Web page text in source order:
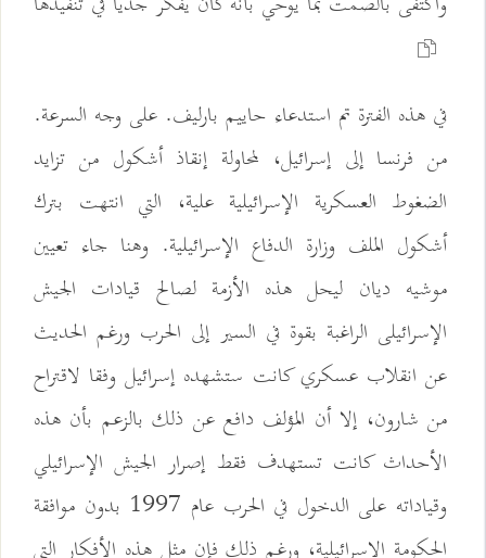
في هذه الفترة تم استدعاء حاييم بارليف. على وجه السرعة.
من فرنسا إلى إسرائيل، لمحاولة إنقاذ أشكول من تزايد
الضغوط العسكرية الإسرائيلية علية، التي انتهت بترك
أشكول الملف وزارة الدفاع الإسرائيلية. وهنا جاء تعيين
موشيه ديان ليحل هذه الأزمة لصالح قيادات الجيش
الإسرائيلى الراغبة بقوة في السير إلى الحرب ورغم الحديث
عن انقلاب عسکري کانت ستشهده إسرائيل وفقا لاقتراح
من شارون، إلا أن المؤلف دافع عن ذلك بالزعم بأن هذه
الأحداث كانت تستهدف فقط إصرار الجيش الإسرائيلي
وقياداته على الدخول في الحرب عام 1997 بدون موافقة